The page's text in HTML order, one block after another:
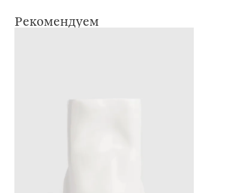
Рекомендуем